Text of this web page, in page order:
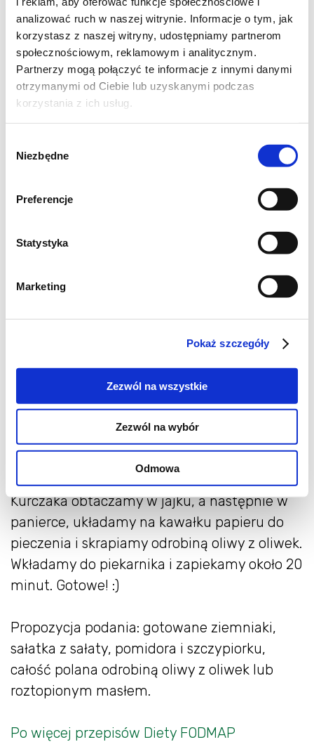
analizować ruch w naszej witrynie. Informacje o tym, jak
korzystasz z naszej witryny, udostępniamy partnerom
społecznościowym, reklamowym i analitycznym.
Partnerzy mogą połączyć te informacje z innymi danymi
otrzymanymi od Ciebie lub uzyskanymi podczas
korzystania z ich usług.
zgody
Niezbędne
Preferencje
Statystyka
Marketing
Pokaż szczegóły
Zezwól na wszystkie
Zezwól na wybór
Odmowa
1 łyżka oliwy z oliwek
CZAS PRZYGOTOWANIA: 25 MIN
POZIOM TRUDNOŚCI: ŁATWY
*Dieta FODMAP: przed zakupem KONIECZNIE
dostępnych na rynku płatków
kukurydzianych (zwłaszcza tych znanych
marek, na których napisane jest "gluten free)
fruktozowym.
1. Piekarnik rozgrzewamy do 185 stopni
blendujemy na pyłek lub wkładamy do
woreczka i rozgniatamy przy pomocy wałka.
Mieszamy z parmezanem.
jajko, do drugiego wsypujemy panierkę.
Kurczaka obtaczamy w jajku, a następnie w
panierce, układamy na kawałku papieru do
pieczenia i skrapiamy odrobiną oliwy z oliwek.
Wkładamy do piekarnika i zapiekamy około 20
minut. Gotowe! :)
Propozycja podania: gotowane ziemniaki,
sałatka z sałaty, pomidora i szczypiorku,
całość polana odrobiną oliwy z oliwek lub
roztopionym masłem.
Po więcej przepisów Diety FODMAP